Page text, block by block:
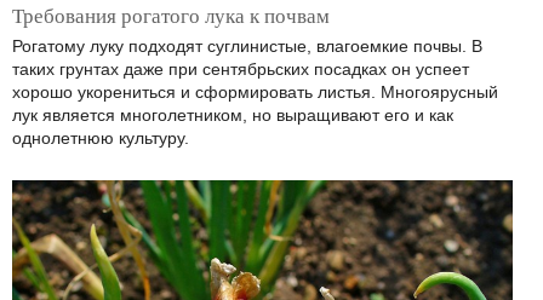
Требования рогатого лука к почвам
Рогатому луку подходят суглинистые, влагоемкие почвы. В
таких грунтах даже при сентябрьских посадках он успеет
хорошо укорениться и сформировать листья. Многоярусный
лук является многолетником, но выращивают его и как
однолетнюю культуру.